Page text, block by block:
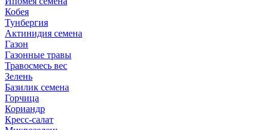
Кобея
Тунбергия
Актинидия семена
Газон
Газонные травы
Травосмесь вес
Зелень
Базилик семена
Горчица
Кориандр
Кресс-салат